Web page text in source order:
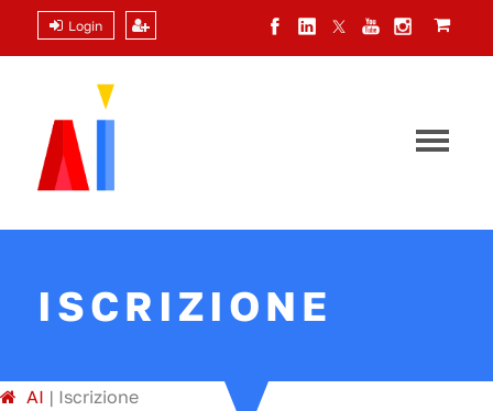
Login
ISCRIZIONE
AI | Iscrizione